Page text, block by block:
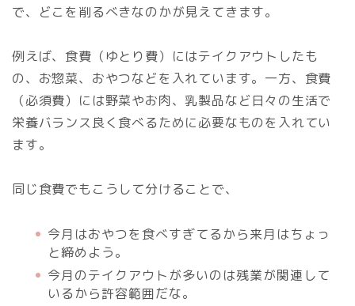
で、どこを削るべきなのかが見えてきます。
例えば、食費（ゆとり費）にはテイクアウトしたも
の、お惣菜、おやつなどを入れています。一方、食費
（必須費）には野菜やお肉、乳製品など日々の生活で
栄養バランス良く食べるために必要なものを入れてい
ます。
同じ食費でもこうして分けることで、
今月はおやつを食べすぎてるから来月はちょっ
と締めよう。
今月のテイクアウトが多いのは残業が関連して
いるから許容範囲だな。